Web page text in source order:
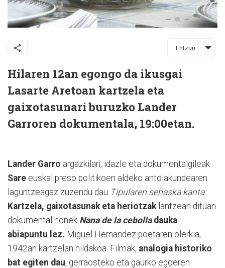
Entzun
Hilaren 12an egongo da ikusgai
Lasarte Aretoan kartzela eta
gaixotasunari buruzko Lander
Garroren dokumentala, 19:00etan.
Lander Garro argazkilari, idazle eta dokumentalgileak
Sare euskal preso politikoen aldeko antolakundearen
laguntzeagaz zuzendu dau Tipularen sehaska kanta.
Kartzela, gaixotasunak eta heriotzak lantzean dituan
dokumental honek Nana de la cebolladauka
abiapuntu lez. Miguel Hernandez poetaren olerkia,
1942an kartzelan hildakoa. Filmak, analogia historiko
bat egiten dau, gerraosteko eta gaurko egoeren